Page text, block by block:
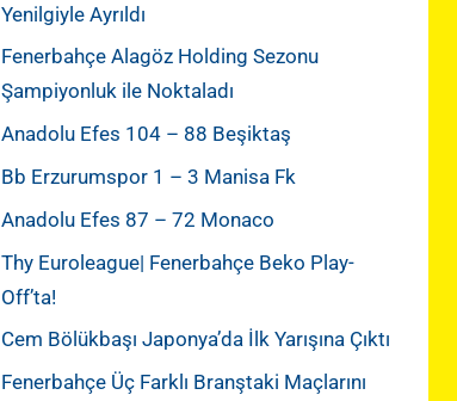
Yenilgiyle Ayrıldı
Fenerbahçe Alagöz Holding Sezonu
Şampiyonluk ile Noktaladı
Anadolu Efes 104 – 88 Beşiktaş
Bb Erzurumspor 1 – 3 Manisa Fk
Anadolu Efes 87 – 72 Monaco
Thy Euroleague| Fenerbahçe Beko Play-
Off’ta!
Cem Bölükbaşı Japonya’da İlk Yarışına Çıktı
Fenerbahçe Üç Farklı Branştaki Maçlarını